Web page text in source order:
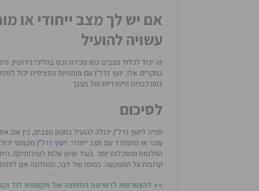
אם יש לך מצב ייחודי או
עשויה להועיל
זה יכול לכלול מצבים כמו מכירת נכס בהליכי גירושין,
במקרים אלו, יועץ נדל”ן עם מומחיות ספציפית יכול
במורכבויות הייחודיות של מצבך.
לסיכום
פנייה ליועץ נדל”ן יכולה להועיל במגוון מצבים, בין
עובר או מתמודד עם מצב ייחודי. ייעוץ נדל”ן מקצועי
החלטות מושכלות יותר. בעוד שיש עלות לשירותיהם,
קרובות על ההשקעה. בסופו של דבר, ההחלטה אם לפנות
>> להצטרפות לרשימת התפוצה של מקומונט לוד